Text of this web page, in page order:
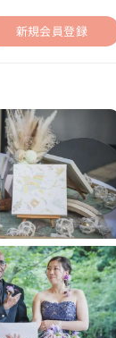
新規会員登録